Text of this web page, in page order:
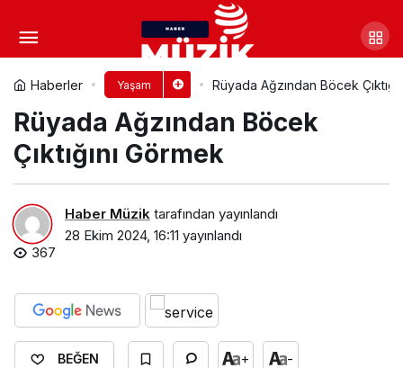
Haberler Yaşam Rüyada Ağzından Böcek
Rüyada Ağzından Böcek
Çıktığını Görmek​
Haber Müzik tarafından yayınlandı
28 Ekim 2024, 16:11 yayınlandı
367
BEĞEN + -
Rüyada Açık Büfe Yemek
Görmek​Yorum Yap